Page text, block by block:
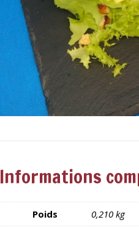
Informations
Poids 0,210 kg